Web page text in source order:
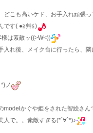
どこも高いケド、お手入れ頑張っ
です( ●≧艸≦)
は素敵ッ((>W<))
入れ後、メイク台に行ったら、
ノ
modelかぐや姫をされた智絵さん
人で。。素敵すぎる(*´∀`*)♪